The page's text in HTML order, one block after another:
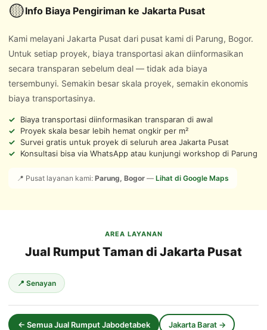
🟡Info Biaya Pengiriman ke Jakarta Pusat
Kami melayani Jakarta Pusat dari pusat kami di Parung, Bogor.
Untuk setiap proyek, biaya transportasi akan diinformasikan
secara transparan sebelum deal — tidak ada biaya
tersembunyi. Semakin besar skala proyek, semakin ekonomis
biaya transportasinya.
Biaya transportasi diinformasikan transparan di awal
Proyek skala besar lebih hemat ongkir per m²
Survei gratis untuk proyek di seluruh area Jakarta Pusat
Konsultasi bisa via WhatsApp atau kunjungi workshop di Parung
📍 Pusat layanan kami: Parung, Bogor — Lihat di Google Maps
AREA LAYANAN
Jual Rumput Taman di Jakarta Pusat
📍 Senayan
← Semua Jual Rumput Jabodetabek Jakarta Barat →